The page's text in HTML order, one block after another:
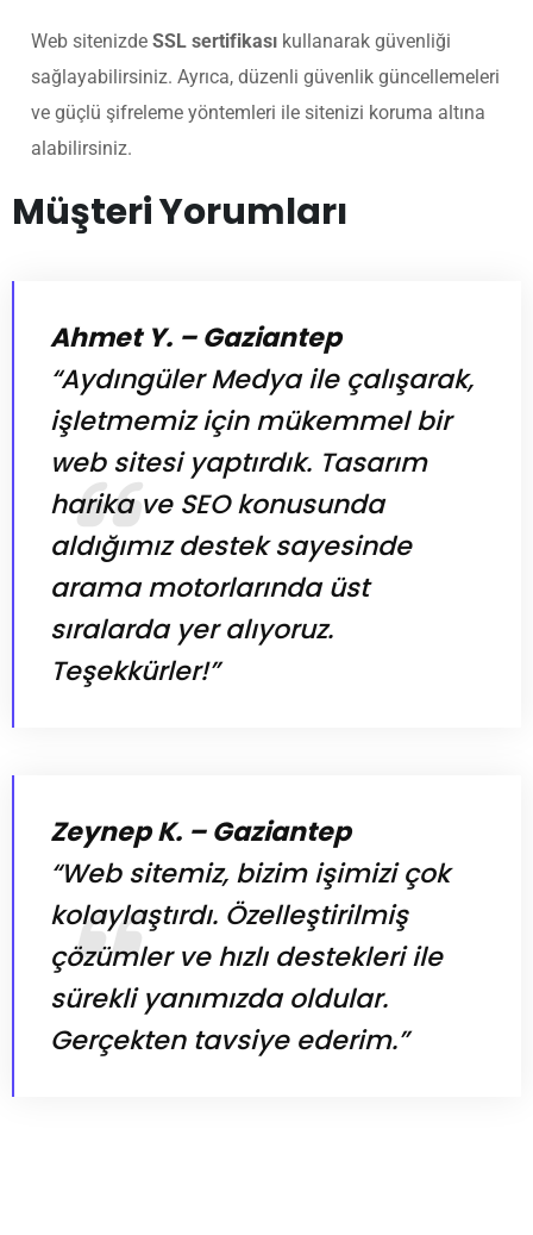
Web sitenizde SSL sertifikası kullanarak güvenliği
sağlayabilirsiniz. Ayrıca, düzenli güvenlik güncellemeleri
ve güçlü şifreleme yöntemleri ile sitenizi koruma altına
alabilirsiniz.
Müşteri Yorumları
Ahmet Y. – Gaziantep
“Aydıngüler Medya ile çalışarak,
işletmemiz için mükemmel bir
web sitesi yaptırdık. Tasarım
harika ve SEO konusunda
aldığımız destek sayesinde
arama motorlarında üst
sıralarda yer alıyoruz.
Teşekkürler!”
Zeynep K. – Gaziantep
“Web sitemiz, bizim işimizi çok
kolaylaştırdı. Özelleştirilmiş
çözümler ve hızlı destekleri ile
sürekli yanımızda oldular.
Gerçekten tavsiye ederim.”